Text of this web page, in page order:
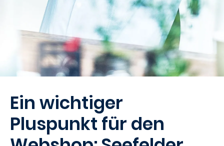
SEARCH
Ein wichtiger
Pluspunkt für den